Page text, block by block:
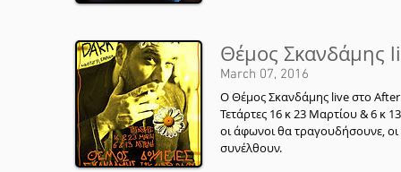
Θέμος Σκανδάμης
March 07, 2016
Ο Θέμος Σκανδάμης live στο After
Τετάρτες 16 κ 23 Μαρτίου & 6 κ
οι άφωνοι θα τραγουδήσουνε,
συνέλθουν.